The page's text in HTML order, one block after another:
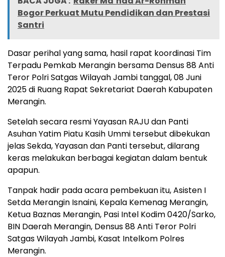
Bogor Perkuat Mutu Pendidikan dan Prestasi
Santri
Dasar perihal yang sama, hasil rapat koordinasi Tim
Terpadu Pemkab Merangin bersama Densus 88 Anti
Teror Polri Satgas Wilayah Jambi tanggal, 08 Juni
2025 di Ruang Rapat Sekretariat Daerah Kabupaten
Merangin.
Setelah secara resmi Yayasan RAJU dan Panti
Asuhan Yatim Piatu Kasih Ummi tersebut dibekukan
jelas Sekda, Yayasan dan Panti tersebut, dilarang
keras melakukan berbagai kegiatan dalam bentuk
apapun.
Tanpak hadir pada acara pembekuan itu, Asisten I
Setda Merangin Isnaini, Kepala Kemenag Merangin,
Ketua Baznas Merangin, Pasi Intel Kodim 0420/Sarko,
BIN Daerah Merangin, Densus 88 Anti Teror Polri
Satgas Wilayah Jambi, Kasat Intelkom Polres
Merangin.